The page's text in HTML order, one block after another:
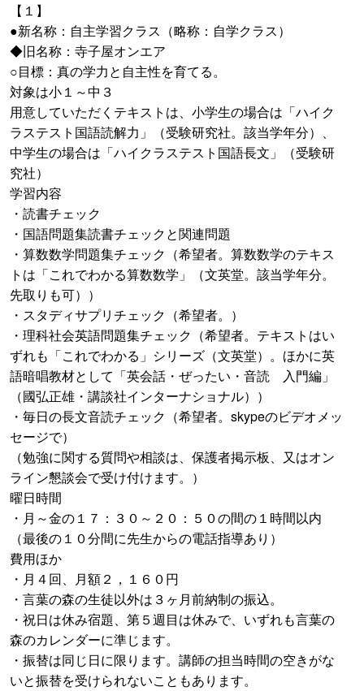
【１】
●新名称：自主学習クラス（略称：自学クラス）
◆旧名称：寺子屋オンエア
○目標：真の学力と自主性を育てる。
対象は小１～中３
用意していただくテキストは、小学生の場合は「ハイク
ラステスト国語読解力」（受験研究社。該当学年分）、
中学生の場合は「ハイクラステスト国語長文」（受験研
究社）
学習内容
・読書チェック
・国語問題集読書チェックと関連問題
・算数数学問題集チェック（希望者。算数数学のテキス
トは「これでわかる算数数学」（文英堂。該当学年分。
先取りも可））
・スタディサプリチェック（希望者。）
・理科社会英語問題集チェック（希望者。テキストはい
ずれも「これでわかる」シリーズ（文英堂）。ほかに英
語暗唱教材として「英会話・ぜったい・音読 入門編」
（國弘正雄・講談社インターナショナル））
・毎日の長文音読チェック（希望者。skypeのビデオメッ
セージで）
（勉強に関する質問や相談は、保護者掲示板、又はオン
ライン懇談会で受け付けます。）
曜日時間
・月～金の１７：３０～２０：５０の間の１時間以内
（最後の１０分間に先生からの電話指導あり）
費用ほか
・月４回、月額２，１６０円
・言葉の森の生徒以外は３ヶ月前納制の振込。
・祝日は休み宿題、第５週目は休みで、いずれも言葉の
森のカレンダーに準じます。
・振替は同じ日に限ります。講師の担当時間の空きがな
いと振替を受けられないこともあります。